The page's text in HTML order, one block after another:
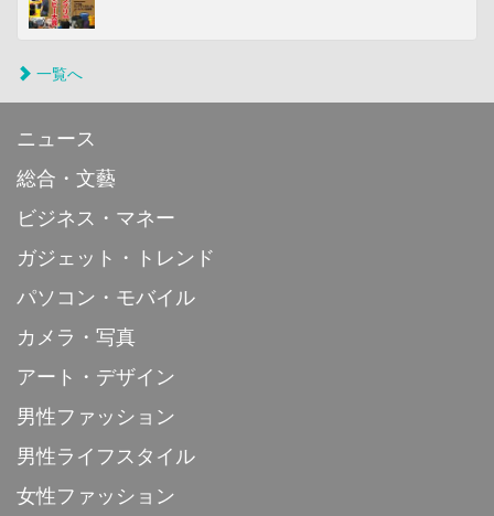
一覧へ
ニュース
総合・文藝
ビジネス・マネー
ガジェット・トレンド
パソコン・モバイル
カメラ・写真
アート・デザイン
男性ファッション
男性ライフスタイル
女性ファッション